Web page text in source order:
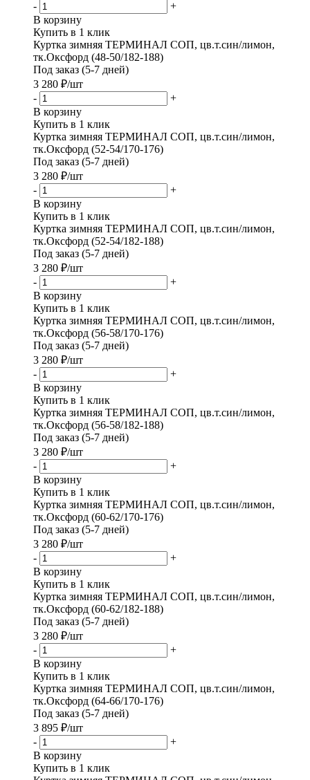
-
+
В корзину
Купить в 1 клик
Куртка зимняя ТЕРМИНАЛ СОП, цв.т.син/лимон,
тк.Оксфорд (48-50/182-188)
Под заказ (5-7 дней)
3 280 ₽/шт
-
+
В корзину
Купить в 1 клик
Куртка зимняя ТЕРМИНАЛ СОП, цв.т.син/лимон,
тк.Оксфорд (52-54/170-176)
Под заказ (5-7 дней)
3 280 ₽/шт
-
+
В корзину
Купить в 1 клик
Куртка зимняя ТЕРМИНАЛ СОП, цв.т.син/лимон,
тк.Оксфорд (52-54/182-188)
Под заказ (5-7 дней)
3 280 ₽/шт
-
+
В корзину
Купить в 1 клик
Куртка зимняя ТЕРМИНАЛ СОП, цв.т.син/лимон,
тк.Оксфорд (56-58/170-176)
Под заказ (5-7 дней)
3 280 ₽/шт
-
+
В корзину
Купить в 1 клик
Куртка зимняя ТЕРМИНАЛ СОП, цв.т.син/лимон,
тк.Оксфорд (56-58/182-188)
Под заказ (5-7 дней)
3 280 ₽/шт
-
+
В корзину
Купить в 1 клик
Куртка зимняя ТЕРМИНАЛ СОП, цв.т.син/лимон,
тк.Оксфорд (60-62/170-176)
Под заказ (5-7 дней)
3 280 ₽/шт
-
+
В корзину
Купить в 1 клик
Куртка зимняя ТЕРМИНАЛ СОП, цв.т.син/лимон,
тк.Оксфорд (60-62/182-188)
Под заказ (5-7 дней)
3 280 ₽/шт
-
+
В корзину
Купить в 1 клик
Куртка зимняя ТЕРМИНАЛ СОП, цв.т.син/лимон,
тк.Оксфорд (64-66/170-176)
Под заказ (5-7 дней)
3 895 ₽/шт
-
+
В корзину
Купить в 1 клик